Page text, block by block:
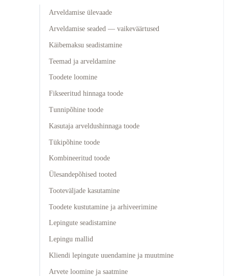
Arveldamise ülevaade
Arveldamise seaded — vaikeväärtused
Käibemaksu seadistamine
Teemad ja arveldamine
Toodete loomine
Fikseeritud hinnaga toode
Tunnipõhine toode
Kasutaja arveldushinnaga toode
Tükipõhine toode
Kombineeritud toode
Ülesandepõhised tooted
Tooteväljade kasutamine
Toodete kustutamine ja arhiveerimine
Lepingute seadistamine
Lepingu mallid
Kliendi lepingute uuendamine ja muutmine
Arvete loomine ja saatmine